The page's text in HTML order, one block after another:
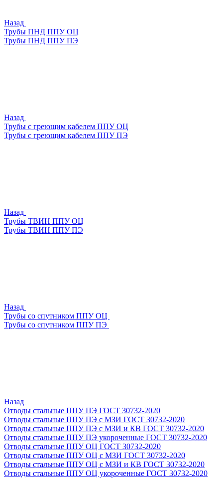
Назад
Трубы ПНД ППУ ОЦ
Трубы ПНД ППУ ПЭ
Назад
Трубы с греющим кабелем ППУ ОЦ
Трубы с греющим кабелем ППУ ПЭ
Назад
Трубы ТВИН ППУ ОЦ
Трубы ТВИН ППУ ПЭ
Назад
Трубы со спутником ППУ ОЦ
Трубы со спутником ППУ ПЭ
Назад
Отводы стальные ППУ ПЭ ГОСТ 30732-2020
Отводы стальные ППУ ПЭ с МЗИ ГОСТ 30732-2020
Отводы стальные ППУ ПЭ с МЗИ и КВ ГОСТ 30732-2020
Отводы стальные ППУ ПЭ укороченные ГОСТ 30732-2020
Отводы стальные ППУ ОЦ ГОСТ 30732-2020
Отводы стальные ППУ ОЦ с МЗИ ГОСТ 30732-2020
Отводы стальные ППУ ОЦ с МЗИ и КВ ГОСТ 30732-2020
Отводы стальные ППУ ОЦ укороченные ГОСТ 30732-2020